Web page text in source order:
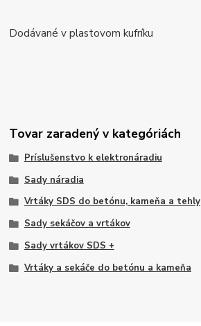
Dodávané v plastovom kufríku
Tovar zaradený v kategóriách
Príslušenstvo k elektronáradiu
Sady náradia
Vrtáky SDS do betónu, kameňa a tehly
Sady sekáčov a vrtákov
Sady vrtákov SDS +
Vrtáky a sekáče do betónu a kameňa